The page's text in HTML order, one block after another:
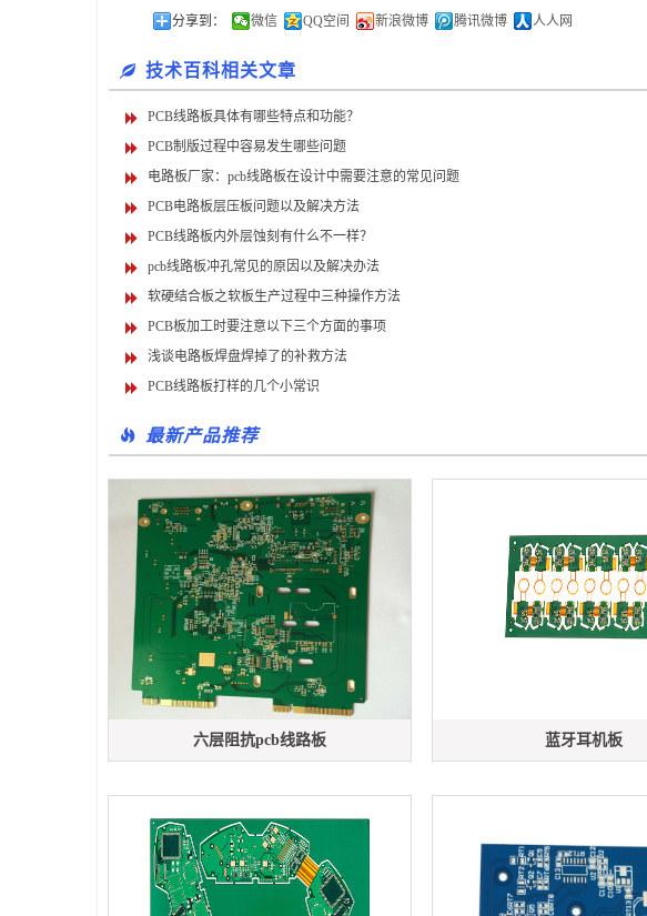
分享到： 微信 QQ空间 新浪微博 腾讯微博 人人网
技术百科相关文章
PCB线路板具体有哪些特点和功能？
PCB制版过程中容易发生哪些问题
电路板厂家：pcb线路板在设计中需要注意的常见问题
PCB电路板层压板问题以及解决方法
PCB线路板内外层蚀刻有什么不一样？
pcb线路板冲孔常见的原因以及解决办法
软硬结合板之软板生产过程中三种操作方法
PCB板加工时要注意以下三个方面的事项
浅谈电路板焊盘焊掉了的补救方法
PCB线路板打样的几个小常识
最新产品推荐
六层阻抗pcb线路板 蓝牙耳机板